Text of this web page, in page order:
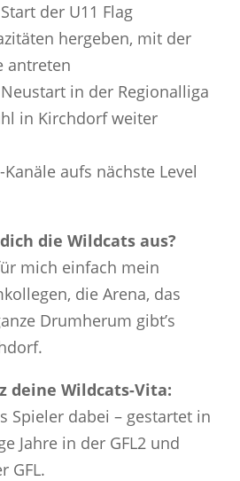
der U11 Flag
hergeben, mit der
antreten
in der Regionalliga
in Kirchdorf weiter
aufs nächste Level
die Wildcats aus?
mich einfach mein
die Arena, das
Drumherum gibt’s
deine Wildcats-Vita:
Spieler dabei – gestartet in
Jahre in der GFL2 und
GFL.